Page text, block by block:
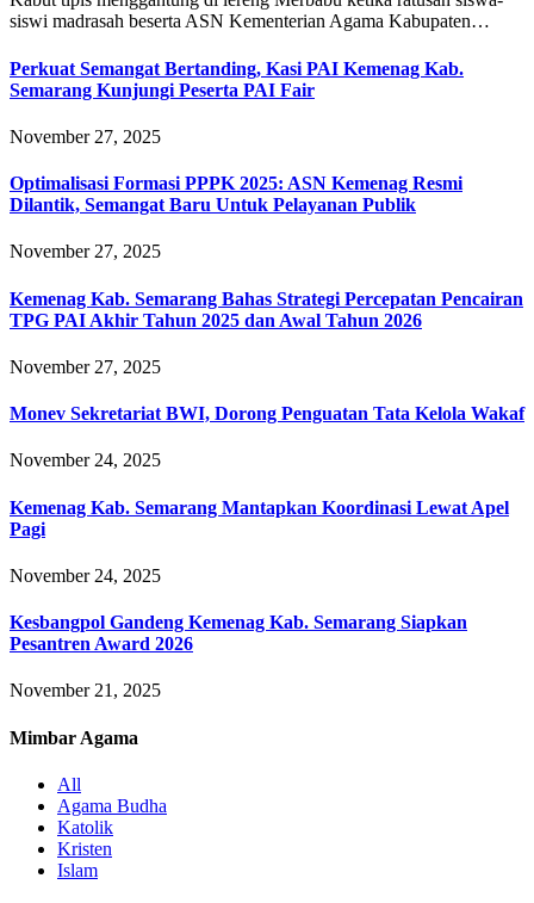
siswi madrasah beserta ASN Kementerian Agama Kabupaten…
Perkuat Semangat Bertanding, Kasi PAI Kemenag Kab.
Semarang Kunjungi Peserta PAI Fair
November 27, 2025
Optimalisasi Formasi PPPK 2025: ASN Kemenag Resmi
Dilantik, Semangat Baru Untuk Pelayanan Publik
November 27, 2025
Kemenag Kab. Semarang Bahas Strategi Percepatan Pencairan
TPG PAI Akhir Tahun 2025 dan Awal Tahun 2026
November 27, 2025
Monev Sekretariat BWI, Dorong Penguatan Tata Kelola Wakaf
November 24, 2025
Kemenag Kab. Semarang Mantapkan Koordinasi Lewat Apel
Pagi
November 24, 2025
Kesbangpol Gandeng Kemenag Kab. Semarang Siapkan
Pesantren Award 2026
November 21, 2025
Mimbar Agama
All
Agama Budha
Katolik
Kristen
Islam